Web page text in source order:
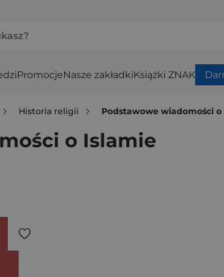
PromocjeNasze zakładkiKsiążki ZNAK
Historia religii Podstawowe wiadomości o
o Islamie